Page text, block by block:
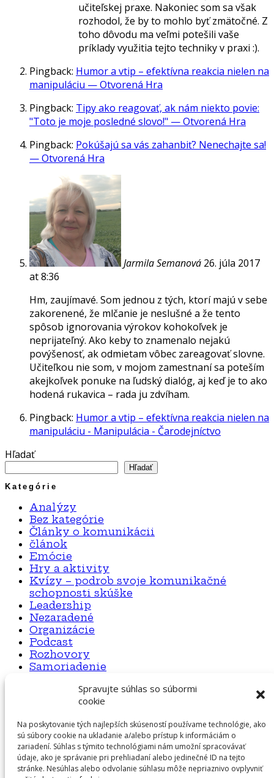
Spravujte súhlas so súbormi
cookie
Na poskytovanie tých najlepších skúseností používame technológie, ako
sú súbory cookie na ukladanie a/alebo prístup k informáciám o
zariadení. Súhlas s týmito technológiami nám umožní spracovávať
údaje, ako je správanie pri prehliadaní alebo jedinečné ID na tejto
stránke. Nesúhlas alebo odvolanie súhlasu môže nepriaznivo ovplyvniť
učiteľskej praxe. Nakoniec som sa však
rozhodol, že by to mohlo byť zmätočné. Z
toho dôvodu ma veľmi potešili vaše
príklady využitia tejto techniky v praxi :).
Pingback: Humor a vtip – efektívna reakcia nielen na
manipuláciu — Otvorená Hra
Pingback: Tipy ako reagovať, ak nám niekto povie:
"Toto je moje posledné slovo!" — Otvorená Hra
Pingback: Pokúšajú sa vás zahanbiť? Nenechajte sa!
— Otvorená Hra
Jarmila Semanová 26. júla 2017
at 8:36
Hm, zaujímavé. Som jednou z tých, ktorí majú v sebe
zakorenené, že mlčanie je neslušné a že tento
spôsob ignorovania výrokov kohokoľvek je
neprijateľný. Ako keby to znamenalo nejakú
povýšenosť, ak odmietam vôbec zareagovať slovne.
Učiteľkou nie som, v mojom zamestnaní sa poteším
akejkoľvek ponuke na ľudský dialóg, aj keď je to ako
hodená rukavica – rada ju zdvíham.
Pingback: Humor a vtip – efektívna reakcia nielen na
manipuláciu - Manipulácia - Čarodejníctvo
Hľadať
Hľadať
Kategórie
Analýzy
Bez kategórie
Články o komunikácii
článok
Emócie
Hry a aktivity
Kvízy – podrob svoje komunikačné
schopnosti skúške
Leadership
Nezaradené
Organizácie
Podcast
Rozhovory
Samoriadenie
E-mail: info@otvorenahra.sk
Telefón: 0948 126 533